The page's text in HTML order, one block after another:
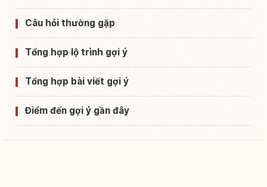
Câu hỏi thường gặp
Tổng hợp lộ trình gợi ý
Tổng hợp bài viết gợi ý
Điểm đến gợi ý gần đây